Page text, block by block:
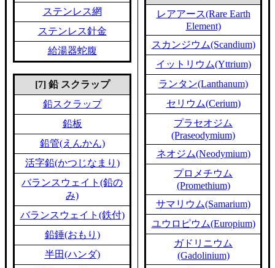
ステンレス網
ステンレス針金
給湯器蛇腹
[7] 鉛 スクラップ
鉛スクラップ
鉛板
鉛管(えんかん)
活字鉛(かつじなまり)
バランスウェイト(鉛の
み)
バランスウェイト(鉄付)
鉛錘(おもり)
半田(ハンダ)
レアアース(Rare Earth
Element)
スカンジウム(Scandium)
イットリウム(Yttrium)
ランタン(Lanthanum)
セリウム(Cerium)
プラセオジム
(Praseodymium)
ネオジム(Neodymium)
プロメチウム
(Promethium)
サマリウム(Samarium)
ユウロピウム(Europium)
ガドリニウム
(Gadolinium)